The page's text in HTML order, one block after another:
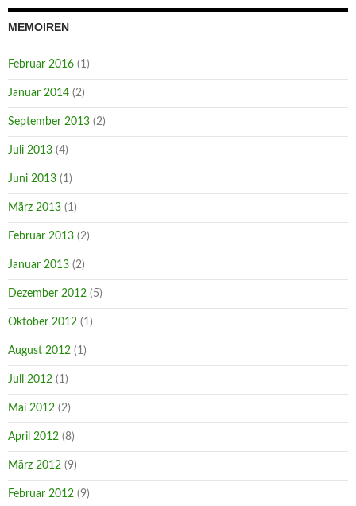
MEMOIREN
Februar 2016 (1)
Januar 2014 (2)
September 2013 (2)
Juli 2013 (4)
Juni 2013 (1)
März 2013 (1)
Februar 2013 (2)
Januar 2013 (2)
Dezember 2012 (5)
Oktober 2012 (1)
August 2012 (1)
Juli 2012 (1)
Mai 2012 (2)
April 2012 (8)
März 2012 (9)
Februar 2012 (9)